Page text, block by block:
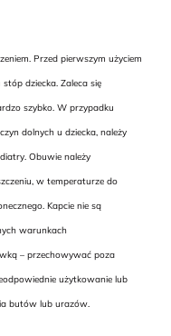
Przed pierwszym użyciem
dziecka. Zaleca się
szybko. W przypadku
dolnych u dziecka, należy
Obuwie należy
w temperaturze do
Kapcie nie są
warunkach
– przechowywać poza
użytkowanie lub
butów lub urazów.